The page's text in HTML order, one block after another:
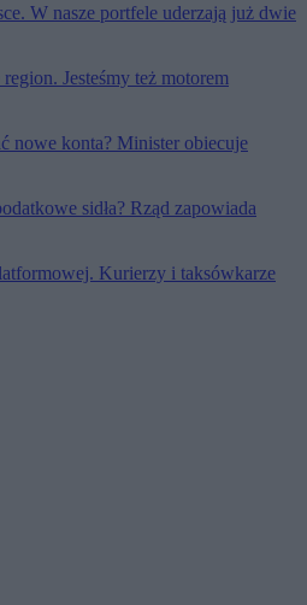
W nasze portfele uderzają już dwie
Jesteśmy też motorem
nowe konta? Minister obiecuje
sidła? Rząd zapowiada
Kurierzy i taksówkarze